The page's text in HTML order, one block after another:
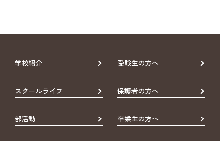
学校紹介 受験生の方へ
スクールライフ 保護者の方へ
部活動 卒業生の方へ